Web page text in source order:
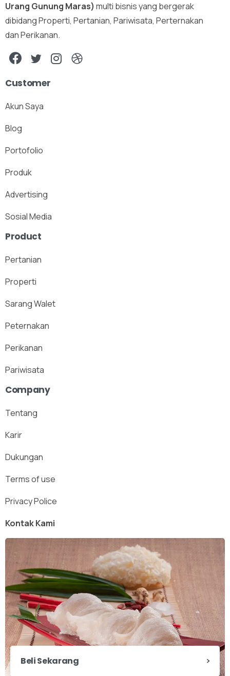
Urang Gunung Maras) multi bisnis yang bergerak
dibidang Properti, Pertanian, Pariwisata, Perternakan
dan Perikanan.
Customer
Akun Saya
Blog
Portofolio
Produk
Advertising
Sosial Media
Product
Pertanian
Properti
Sarang Walet
Peternakan
Perikanan
Pariwisata
Company
Tentang
Karir
Dukungan
Terms of use
Privacy Police
Kontak Kami
Beli Sekarang